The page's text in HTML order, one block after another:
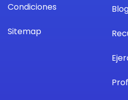
Condiciones
Sitemap